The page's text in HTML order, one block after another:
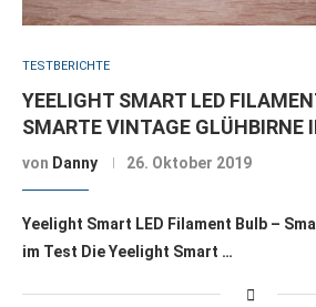
TESTBERICHTE
YEELIGHT SMART LED
SMARTE VINTAGE GLÜHBIRNE
von Danny 26. Oktober 2019
Yeelight Smart LED Filament Bulb –
im Test Die Yeelight Smart …